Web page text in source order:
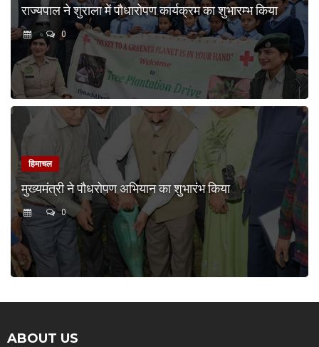
राज्यपाल ने शुराला में पौधारोपण कार्यक्रम का शुभारम्भ किया
0
हिमाचल
मुख्यमंत्री ने पौधरोपण अभियान का शुभारंभ किया
0
ABOUT US